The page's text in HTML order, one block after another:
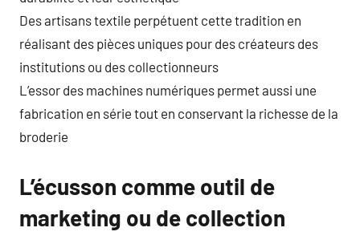
Des artisans textile perpétuent cette tradition en
réalisant des pièces uniques pour des créateurs des
institutions ou des collectionneurs
L’essor des machines numériques permet aussi une
fabrication en série tout en conservant la richesse de la
broderie
L’écusson comme outil de
marketing ou de collection